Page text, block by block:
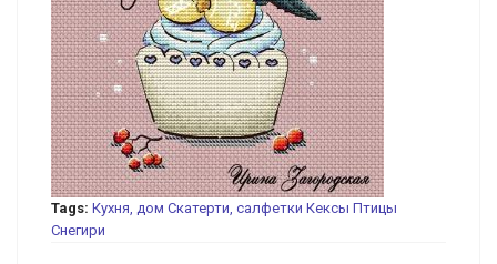
Tags: Кухня, дом Скатерти, салфетки Кексы Птицы
Снегири